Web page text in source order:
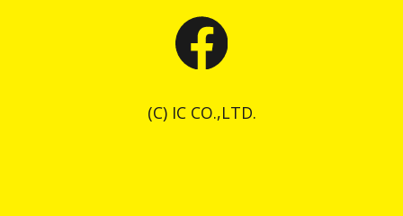
(C) IC CO.,LTD.